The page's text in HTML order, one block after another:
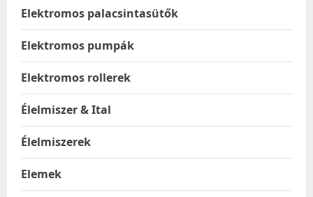
Elektromos palacsintasütők
Elektromos pumpák
Elektromos rollerek
Élelmiszer & Ital
Élelmiszerek
Elemek